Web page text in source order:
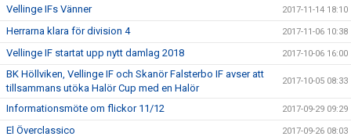
Vellinge IFs Vänner 2017-11-14 18:10
Herrarna klara för division 4 2017-11-06 10:38
Vellinge IF startat upp nytt damlag 2018 2017-10-06 16:00
BK Höllviken, Vellinge IF och Skanör Falsterbo IF avser att
tillsammans utöka Halör Cup med en Halör
2017-10-05 08:33
Informationsmöte om flickor 11/12 2017-09-29 09:29
El Överclassico 2017-09-26 08:03